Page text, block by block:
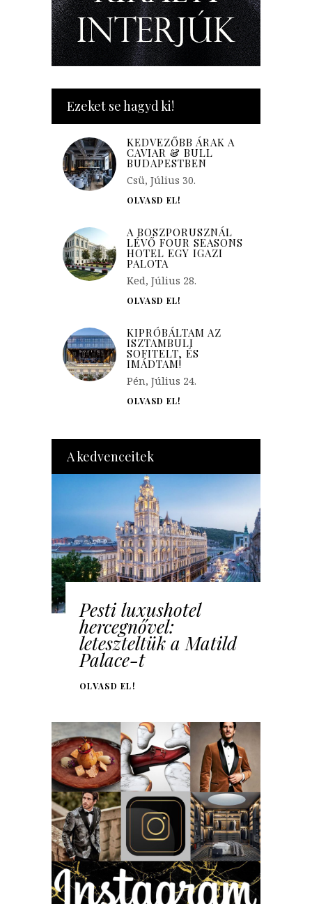
Ezeket se hagyd ki!
KEDVEZŐBB ÁRAK A
CAVIAR & BULL
BUDAPESTBEN
Csü, Július 30.
OLVASD EL!
A BOSZPORUSZNÁL
LÉVŐ FOUR SEASONS
HOTEL EGY IGAZI
PALOTA
Ked, Július 28.
OLVASD EL!
KIPRÓBÁLTAM AZ
ISZTAMBULI
SOFITELT, ÉS
IMÁDTAM!
Pén, Július 24.
OLVASD EL!
A kedvenceitek
Pesti luxushotel
hercegnővel:
leteszteltük a Matild
Palace-t
OLVASD EL!